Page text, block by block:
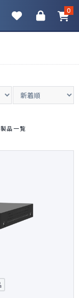
0
品一覧